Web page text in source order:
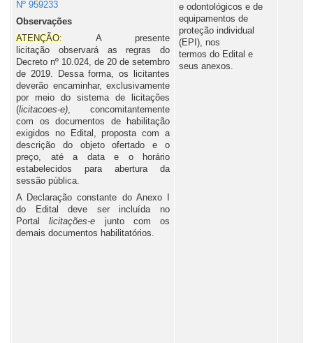
Nº 959233
Observações
ATENÇÃO: A presente
licitação observará as regras do
Decreto nº 10.024, de 20 de setembro
de 2019. Dessa forma, os licitantes
deverão encaminhar, exclusivamente
por meio do sistema de licitações
(licitacoes-e) , concomitantemente
com os documentos de habilitação
exigidos no Edital, proposta com a
descrição do objeto ofertado e o
preço, até a data e o horário
estabelecidos para abertura da
sessão pública.
A Declaração constante do Anexo I
do Edital deve ser incluída no
Portal
licitações-e junto com os
demais documentos habilitatórios.
e odontológicos e de
equipamentos de
proteção individual
(EPI), nos
termos do Edital e
seus anexos.